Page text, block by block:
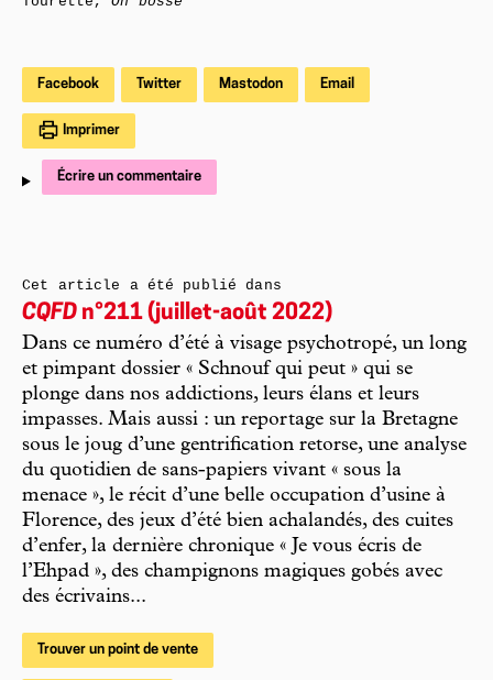
Facebook Twitter Mastodon Email
Imprimer
Écrire un commentaire
Cet article a été publié dans
CQFD n°211 (juillet-août 2022)
Dans ce numéro d’été à visage psychotropé, un long
et pimpant dossier « Schnouf qui peut » qui se
plonge dans nos addictions, leurs élans et leurs
impasses. Mais aussi : un reportage sur la Bretagne
sous le joug d’une gentrification retorse, une analyse
du quotidien de sans-papiers vivant « sous la
menace », le récit d’une belle occupation d’usine à
Florence, des jeux d’été bien achalandés, des cuites
d’enfer, la dernière chronique « Je vous écris de
l’Ehpad », des champignons magiques gobés avec
des écrivains...
Trouver un point de vente